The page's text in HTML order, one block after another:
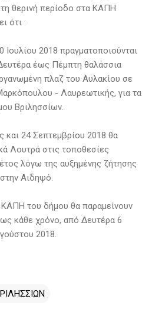
θερινή περίοδο στα ΚΑΠΗ
ότι :
2018 πραγματοποιούνται
έως Πέμπτη θαλάσσια
πλαζ του Αυλακίου σε
- Λαυρεωτικής, για τα
Βριλησσίων.
24 Σεπτεμβρίου 2018 θα
Λουτρά στις τοποθεσίες
λόγω της αυξημένης ζήτησης
Αιδηψό.
του δήμου θα παραμείνουν
κάθε χρόνο, από Δευτέρα 6
2018.